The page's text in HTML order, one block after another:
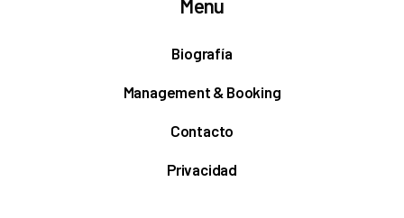
Menu
Biografía
Management & Booking
Contacto
Privacidad